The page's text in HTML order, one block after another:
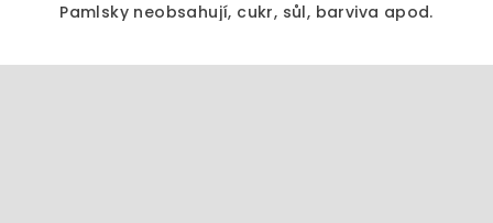
Pamlsky neobsahují, cukr, sůl, barviva apod.